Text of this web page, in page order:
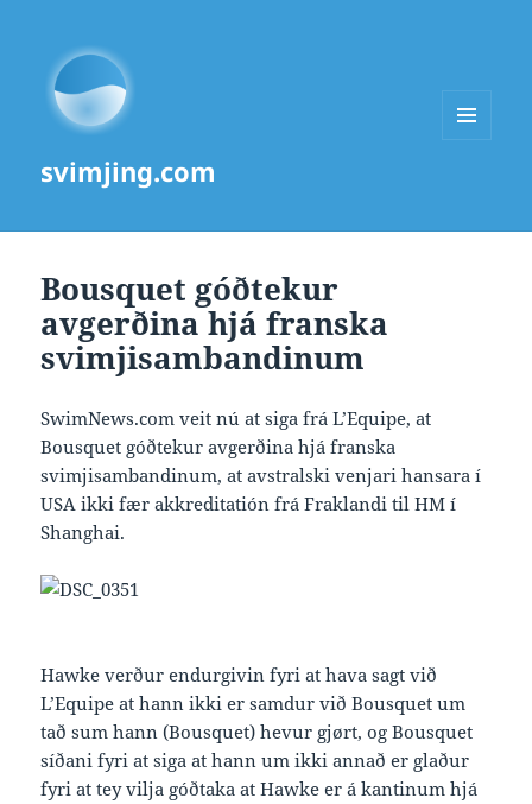
svimjing.com
Bousquet góðtekur
avgerðina hjá franska
svimjisambandinum
SwimNews.com veit nú at siga frá L’Equipe, at
Bousquet góðtekur avgerðina hjá franska
svimjisambandinum, at avstralski venjari hansara í
USA ikki fær akkreditatión frá Fraklandi til HM í
Shanghai.
Hawke verður endurgivin fyri at hava sagt við
L’Equipe at hann ikki er samdur við Bousquet um
tað sum hann (Bousquet) hevur gjørt, og Bousquet
síðani fyri at siga at hann um ikki annað er glaður
fyri at tey vilja góðtaka at Hawke er á kantinum hjá